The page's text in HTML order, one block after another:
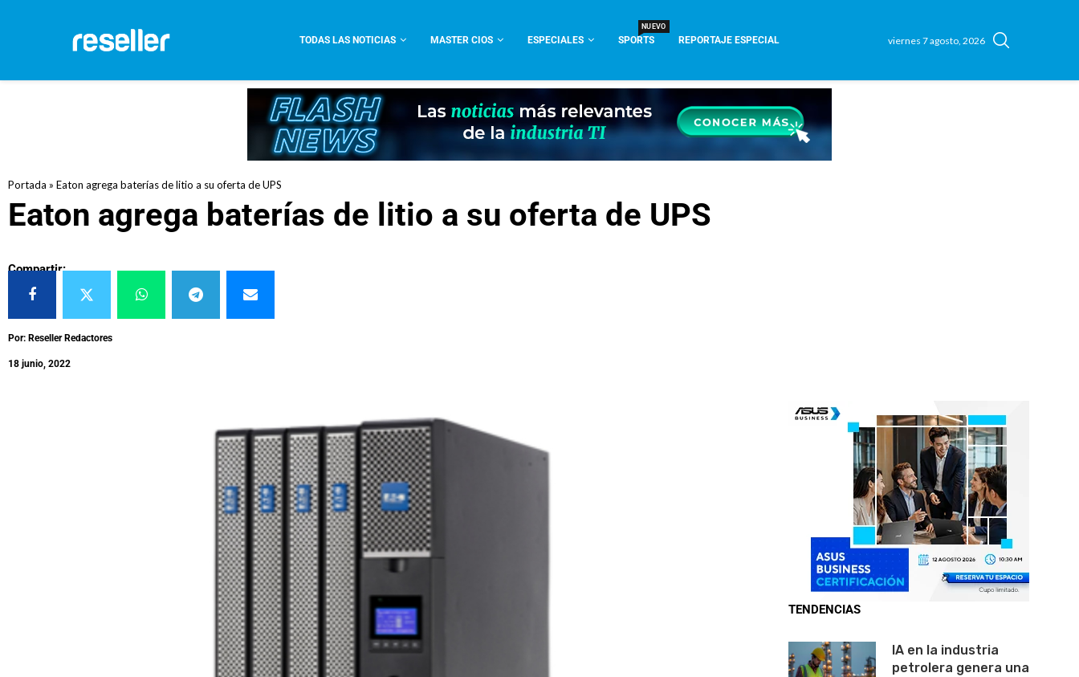
TODAS LAS NOTICIAS MASTER CIOS ESPECIALES SPORTS
NUEVO
REPORTAJE ESPECIAL viernes 7 agosto, 2026
Portada » Eaton agrega baterías de litio a su oferta de UPS
Eaton agrega baterías de litio a su oferta de UPS
Compartir:
Por: Reseller Redactores
18 junio, 2022
TENDENCIAS
IA en la industria
petrolera genera una